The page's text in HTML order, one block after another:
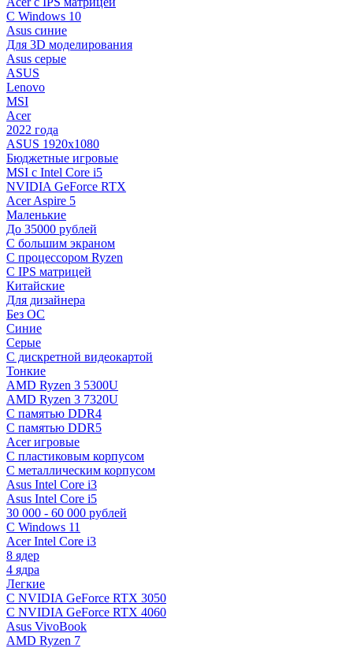
С Windows 10
Asus синие
Для 3D моделирования
Asus серые
ASUS
Lenovo
MSI
Acer
2022 года
ASUS 1920х1080
Бюджетные игровые
MSI с Intel Core i5
NVIDIA GeForce RTX
Acer Aspire 5
Маленькие
До 35000 рублей
C большим экраном
С процессором Ryzen
С IPS матрицей
Китайские
Для дизайнера
Без ОС
Синие
Серые
C дискретной видеокартой
Тонкие
AMD Ryzen 3 5300U
AMD Ryzen 3 7320U
С памятью DDR4
С памятью DDR5
Acer игровые
С пластиковым корпусом
С металлическим корпусом
Asus Intel Core i3
Asus Intel Core i5
30 000 - 60 000 рублей
С Windows 11
Acer Intel Core i3
8 ядер
4 ядра
Легкие
С NVIDIA GeForce RTX 3050
С NVIDIA GeForce RTX 4060
Asus VivoBook
AMD Ryzen 7